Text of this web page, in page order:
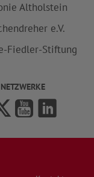
Altholstein
e.V.
Fiedler-Stiftung